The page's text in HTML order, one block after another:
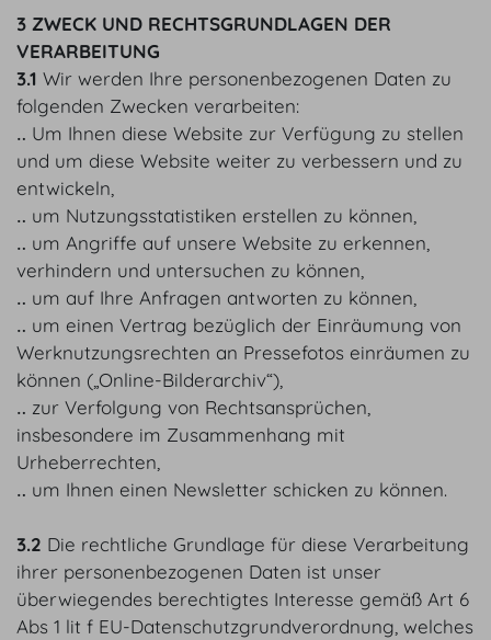
3 ZWECK UND RECHTSGRUNDLAGEN DER
VERARBEITUNG
3.1 Wir werden Ihre personenbezogenen Daten zu
folgenden Zwecken verarbeiten:
‥ Um Ihnen diese Website zur Verfügung zu stellen
und um diese Website weiter zu verbessern und zu
entwickeln,
‥ um Nutzungsstatistiken erstellen zu können,
‥ um Angriffe auf unsere Website zu erkennen,
verhindern und untersuchen zu können,
‥ um auf Ihre Anfragen antworten zu können,
‥ um einen Vertrag bezüglich der Einräumung von
Werknutzungsrechten an Pressefotos einräumen zu
können („Online-Bilderarchiv“),
‥ zur Verfolgung von Rechtsansprüchen,
insbesondere im Zusammenhang mit
Urheberrechten,
‥ um Ihnen einen Newsletter schicken zu können.
3.2 Die rechtliche Grundlage für diese Verarbeitung
ihrer personenbezogenen Daten ist unser
überwiegendes berechtigtes Interesse gemäß Art 6
Abs 1 lit f EU-Datenschutzgrundverordnung, welches